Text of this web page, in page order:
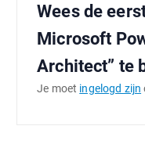
Wees de
Microsoft
Architect” te
Je moet ingelogd zijn